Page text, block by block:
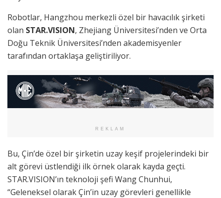
Robotlar, Hangzhou merkezli özel bir havacılık şirketi
olan STAR.VISION, Zhejiang Üniversitesi’nden ve Orta
Doğu Teknik Üniversitesi’nden akademisyenler
tarafından ortaklaşa geliştiriliyor.
REKLAM
Bu, Çin’de özel bir şirketin uzay keşif projelerindeki bir
alt görevi üstlendiği ilk örnek olarak kayda geçti.
STAR.VISION’ın teknoloji şefi Wang Chunhui,
“Geleneksel olarak Çin’in uzay görevleri genellikle